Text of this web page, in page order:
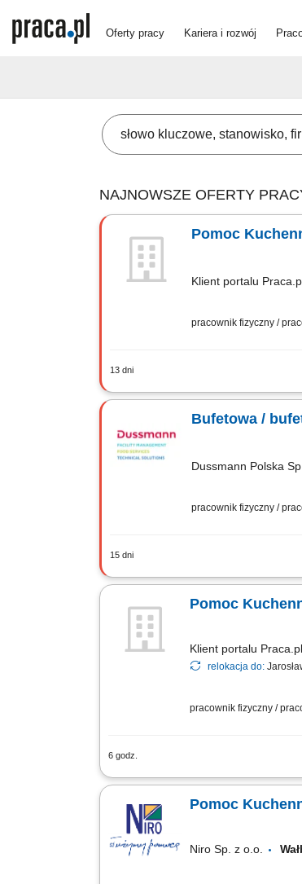
Oferty pracy Kariera i rozwój
NAJNOWSZE OFERTY
Pomoc
Klient portalu
pracownik fizyczny /
13 dni
Sprawna i uprzejma
Bufetowa /
Dussmann Polska
pracownik fizyczny /
15 dni
Wydawanie posiłków
Pomoc
Klient portalu Praca.pl
relokacja do:
pracownik fizyczny /
6 godz.
pomoc w przygotowaniu
Pomoc
Niro Sp. z o.o.